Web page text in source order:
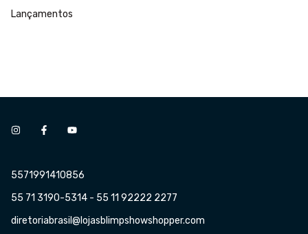
Lançamentos
5571991410856
55 71 3190-5314 - 55 11 92222 2277
diretoriabrasil@lojasblimpshowshopper.com